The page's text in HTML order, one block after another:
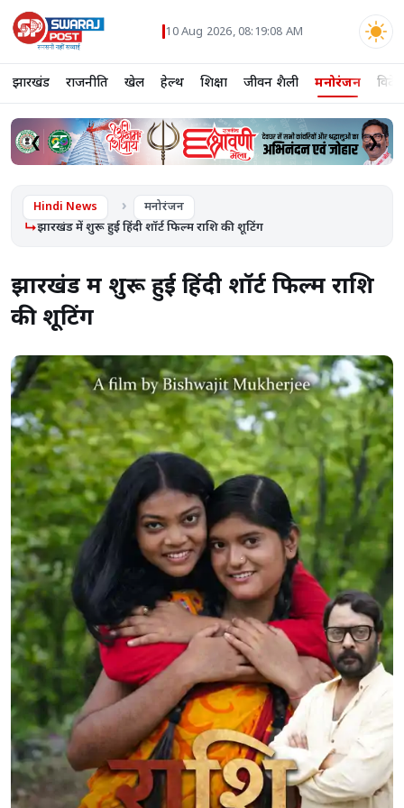
10 Aug 2026, 08:19:09 AM
झारखंड राजनीति खेल हेल्थ शिक्षा जीवन शैली मनोरंजन विदेश
❮ ❯
Hindi News मनोरंजन
झारखंड में शुरू हुई हिंदी शॉर्ट फिल्म राशि की शूटिंग
झारखंड में शुरू हुई हिंदी शॉर्ट फिल्म राशि
की शूटिंग